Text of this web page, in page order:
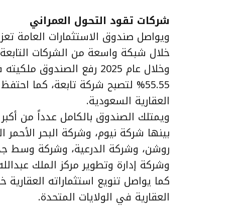
شركات تقود التحول العمراني
ويواصل صندوق الاستثمارات العامة
خلال شبكة واسعة من الشركات
وخلال عام 2025 رفع
العقارية السعودية.
ويمتلك الصندوق بالكامل عدداً من
بينها شركة نيوم، وشركة البحر الأحمر
روشن، وشركة الدرعية، وشركة وسط
وشركة إدارة وتطوير مركز الملك
كما يواصل تنويع استثماراته
العقارية في الولايات المتحدة.